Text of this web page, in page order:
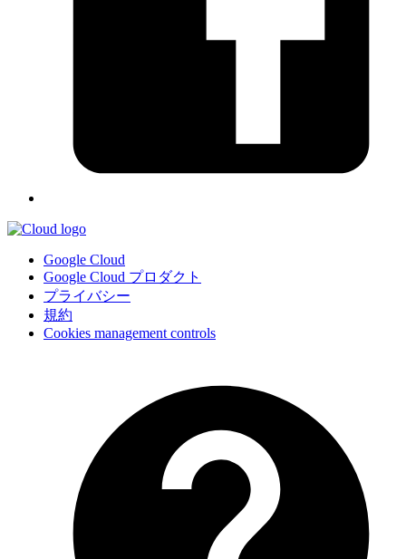
Google Cloud
Google Cloud プロダクト
プライバシー
規約
Cookies management controls